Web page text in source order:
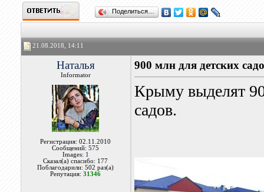
Поделиться…
21.08.2018, 14:11
Наталья
Informator
Регистрация: 02.11.2010
Сообщений: 575
Images: 1
Сказал(а) спасибо: 177
Поблагодарили: 502 раз(а)
Репутация:31346
900 млн для детских
Крыму выделят
садов.